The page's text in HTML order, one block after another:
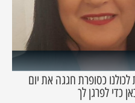
כסופרת חגגה את יום
כדי לפרגן לך